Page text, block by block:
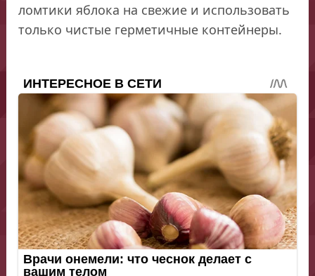
ломтики яблока на свежие и использовать
только чистые герметичные контейнеры.